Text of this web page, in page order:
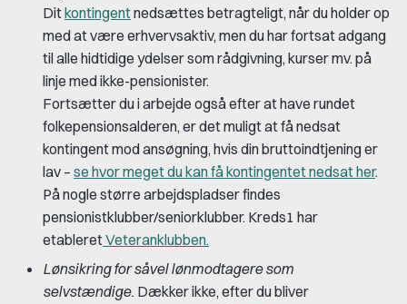
Ditkontingentnedsættes betragteligt, når du holder op
med at være erhvervsaktiv, men du har fortsat adgang
til alle hidtidige ydelser som rådgivning, kurser mv. på
linje med ikke-pensionister.
Fortsætter du i arbejde også efter at have rundet
folkepensionsalderen, er det muligt at få nedsat
kontingent mod ansøgning, hvis din bruttoindtjening er
lav – se hvor meget du kan få kontingentet nedsat her.
På nogle større arbejdspladser findes
pensionistklubber/seniorklubber. Kreds1 har
etableretVeteranklubben.
Lønsikring for såvel lønmodtagere som
selvstændige. Dækker ikke, efter du bliver